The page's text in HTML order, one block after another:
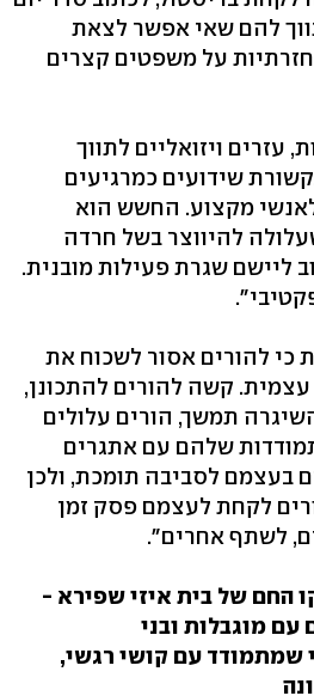
להם שאי אפשר לצאת
על משפטים קצרים
עזרים ויזואליים לתווך
שידועים כמרגיעים
מקצוע. החשש הוא
להיווצר בשל חרדה
ליישם שגרת פעילות מובנית.
כי להורים אסור לשכוח את
קשה להורים להתכונן,
תמשך, הורים עלולים
שלהם עם אתגרים
בעצמם לסביבה תומכת, ולכן
לקחת לעצמם פסק זמן
לשתף אחרים".
החם של בית איזי שפירא -
לאנשים עם מוגבלות ובני
שמתמודד עם קושי רגשי,